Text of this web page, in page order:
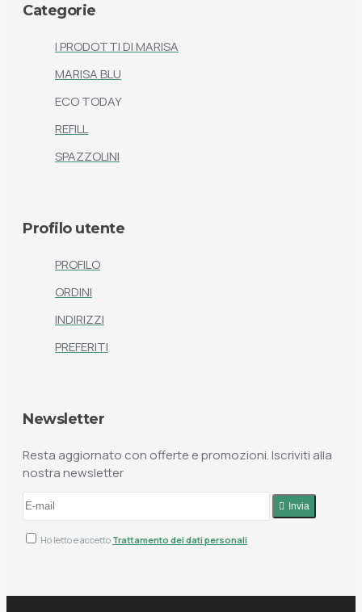
Categorie
I PRODOTTI DI MARISA
MARISA BLU
ECO TODAY
REFILL
SPAZZOLINI
Profilo utente
PROFILO
ORDINI
INDIRIZZI
PREFERITI
Newsletter
Resta aggiornato con offerte e promozioni. Iscriviti alla
nostra newsletter
Invia
Ho letto e accetto Trattamento dei dati personali